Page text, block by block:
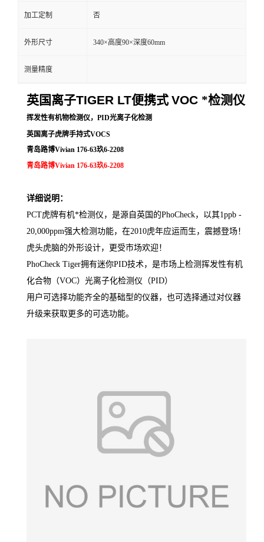
加工定制 否
外形尺寸 340×高度90×深度60mm
测量精度
英国离子TIGER LT便携式VOC *检测仪
挥发性有机物检测仪，PID光离子化检测
英国离子虎牌手持式VOCS
青岛路博Vivian 176-63玖6-2208
青岛路博Vivian 176-63玖6-2208
详细说明：
PCT虎牌有机*检测仪，是源自英国的PhoCheck，以其1ppb -
20,000ppm强大检测功能，在2010虎年应运而生，震撼登场！
虎头虎脑的外形设计，更受市场欢迎！
PhoCheck Tiger拥有迷你PID技术，是市场上检测挥发性有机
化合物（VOC）光离子化检测仪（PID）
用户可选择功能齐全的基础型的仪器，也可选择通过对仪器
升级来获取更多的可选功能。